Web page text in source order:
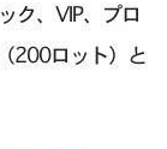
ク、VIP、プロ
200ロット）と